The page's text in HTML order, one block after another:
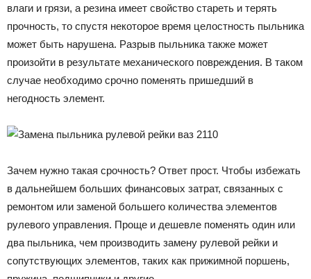
влаги и грязи, а резина имеет свойство стареть и терять
прочность, то спустя некоторое время целостность пыльника
может быть нарушена. Разрыв пыльника также может
произойти в результате механического повреждения. В таком
случае необходимо срочно поменять пришедший в
негодность элемент.
Зачем нужно такая срочность? Ответ прост. Чтобы избежать
в дальнейшем больших финансовых затрат, связанных с
ремонтом или заменой большего количества элементов
рулевого управления. Проще и дешевле поменять один или
два пыльника, чем производить замену рулевой рейки и
сопутствующих элементов, таких как прижимной поршень,